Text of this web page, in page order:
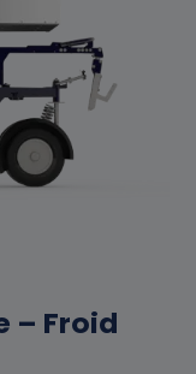
– Froid